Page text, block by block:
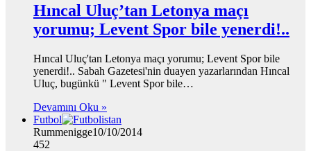
Hıncal Uluç’tan Letonya maçı
yorumu; Levent Spor bile yenerdi!..
Hıncal Uluç'tan Letonya maçı yorumu; Levent Spor bile
yenerdi!.. Sabah Gazetesi'nin duayen yazarlarından Hıncal
Uluç, bugünkü " Levent Spor bile…
Devamını Oku »
Futbol
Rummenigge10/10/2014
452